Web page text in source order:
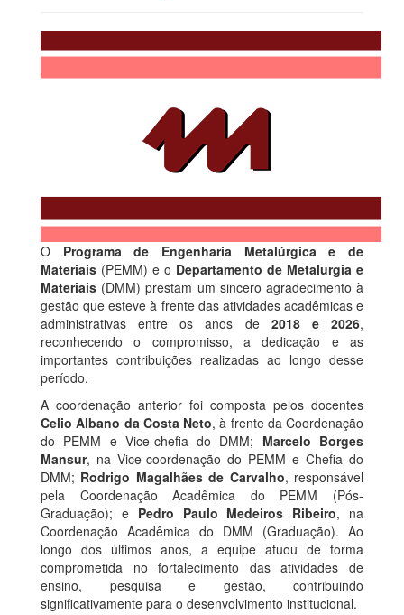
O Programa de Engenharia Metalúrgica e de
Materiais (PEMM) e o Departamento de Metalurgia e
Materiais (DMM) prestam um sincero agradecimento à
gestão que esteve à frente das atividades acadêmicas e
administrativas entre os anos de 2018 e 2026,
reconhecendo o compromisso, a dedicação e as
importantes contribuições realizadas ao longo desse
período.
A coordenação anterior foi composta pelos docentes
Celio Albano da Costa Neto, à frente da Coordenação
do PEMM e Vice-chefia do DMM; Marcelo Borges
Mansur, na Vice-coordenação do PEMM e Chefia do
DMM; Rodrigo Magalhães de Carvalho, responsável
pela Coordenação Acadêmica do PEMM (Pós-
Graduação); e Pedro Paulo Medeiros Ribeiro, na
Coordenação Acadêmica do DMM (Graduação). Ao
longo dos últimos anos, a equipe atuou de forma
comprometida no fortalecimento das atividades de
ensino, pesquisa e gestão, contribuindo
significativamente para o desenvolvimento institucional.